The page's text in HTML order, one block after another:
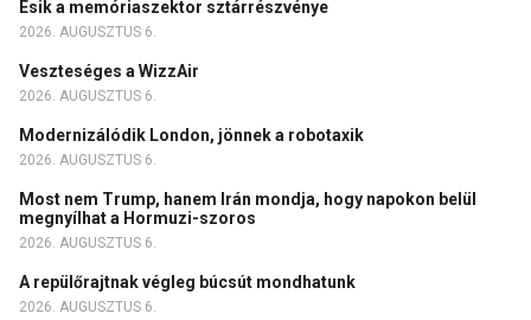
Esik a memóriaszektor sztárrészvénye
2026. AUGUSZTUS 6.
Veszteséges a WizzAir
2026. AUGUSZTUS 6.
Modernizálódik London, jönnek a robotaxik
2026. AUGUSZTUS 6.
Most nem Trump, hanem Irán mondja, hogy napokon belül
megnyílhat a Hormuzi-szoros
2026. AUGUSZTUS 6.
A repülőrajtnak végleg búcsút mondhatunk
2026. AUGUSZTUS 6.